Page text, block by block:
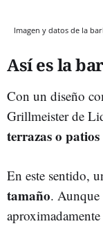
Imagen y datos de la
Así es la
Con un diseño
Grillmeister de
terrazas o
En este sentido,
tamaño. Aunque
aproximadamente